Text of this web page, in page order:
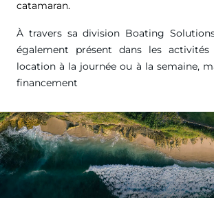
catamaran.
À travers sa division Boating
également présent dans les
location à la journée ou à la semaine,
financement